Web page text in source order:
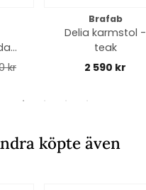
-
kr
Brafab
Delia karmstol -
teak
2 590 kr
köpte även